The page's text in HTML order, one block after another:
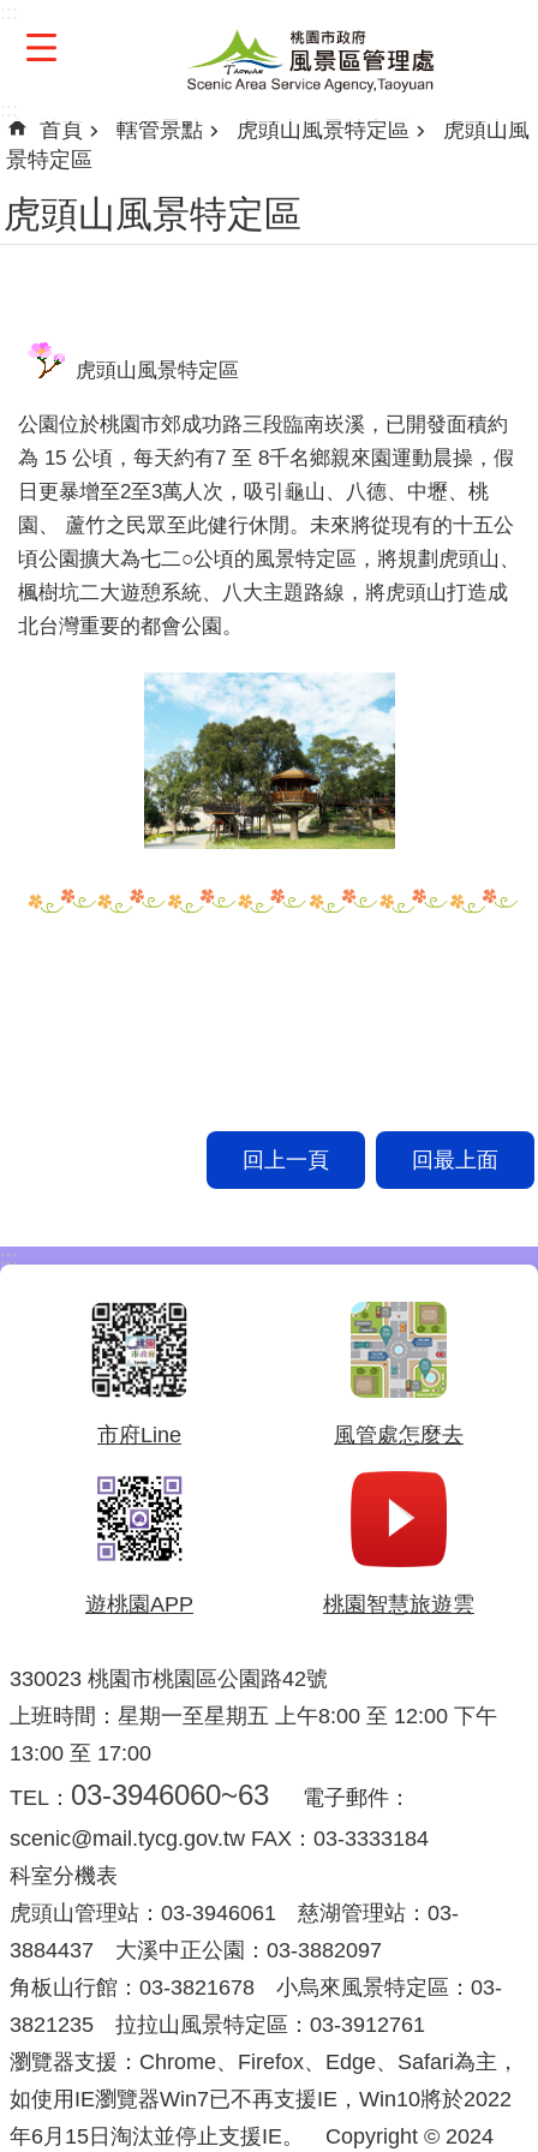
首頁 轄管景點 虎頭山風景特定區
虎頭山風
景特定區
虎頭山風景特定區
虎頭山風景特定區
公園位於桃園市郊成功路三段臨南崁溪，已開發面積約
為 15 公頃，每天約有7 至 8千名鄉親來園運動晨操，假
日更暴增至2至3萬人次，吸引龜山、八德、中壢、桃
園、 蘆竹之民眾至此健行休閒。未來將從現有的十五公
頃公園擴大為七二○公頃的風景特定區，將規劃虎頭山、
楓樹坑二大遊憩系統、八大主題路線，將虎頭山打造成
北台灣重要的都會公園。
回上一頁 回最上面
:::
市府Line 風管處怎麼去
遊桃園APP 桃園智慧旅遊雲
330023 桃園市桃園區公園路42號
上班時間：星期一至星期五 上午8:00 至 12:00 下午
13:00 至 17:00
TEL： 03-3946060~63
電子郵件：
scenic@mail.tycg.gov.tw FAX：03-3333184
科室分機表
虎頭山管理站：03-3946061 慈湖管理站：03-
3884437 大溪中正公園：03-3882097
角板山行館：03-3821678 小烏來風景特定區：03-
3821235 拉拉山風景特定區：03-3912761
瀏覽器支援：Chrome、Firefox、Edge、Safari為主，
如使用IE瀏覽器Win7已不再支援IE，Win10將於2022
年6月15日淘汰並停止支援IE。 Copyright © 2024